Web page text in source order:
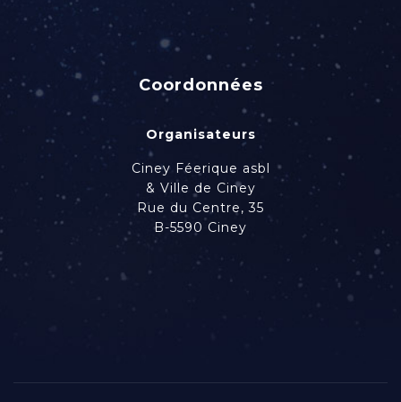
Coordonnées
Organisateurs
Ciney Féerique asbl
& Ville de Ciney
Rue du Centre, 35
B-5590 Ciney